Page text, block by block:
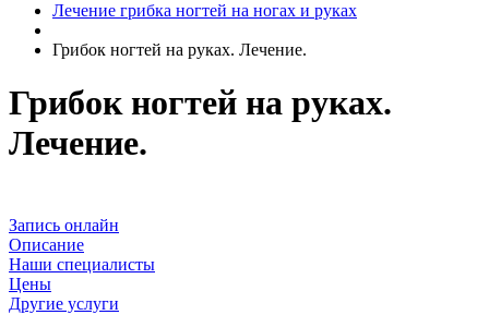
Лечение грибка ногтей на ногах и руках
Грибок ногтей на руках. Лечение.
Грибок ногтей на руках.
Лечение.
Запись онлайн
Описание
Наши специалисты
Цены
Другие услуги